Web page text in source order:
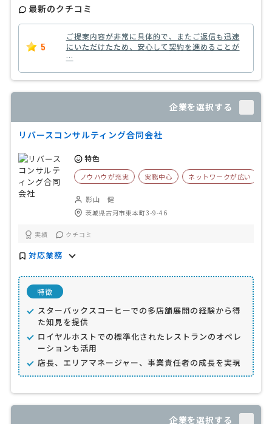
最新のクチコミ
5
ご提案内容が非常に具体的で、またご返信も迅速
にいただけたため、安心して契約を進めることが
…
企業を選択する
リバースコンサルティング合同会社
特色
ノウハウが充実 実務中心 ネットワークが広い
影山 健
茨城県古河市東本町3-9-46
実績 クチコミ
対応業務
特徴
スターバックスコーヒーでの多店舗展開の経験から得
た知見を提供
ロイヤルホストでの標準化されたレストランのオペレ
ーションも活用
店長、エリアマネージャー、事業責任者の成長を実現
企業を選択する